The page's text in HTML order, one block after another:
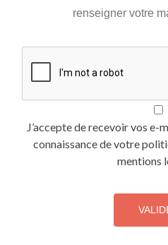
J’accepte de recevoir vos
connaissance de votre
mentions